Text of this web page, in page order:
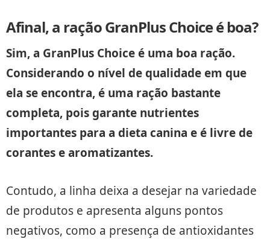
Afinal, a ração GranPlus Choice é boa?
Sim, a GranPlus Choice é uma boa ração.
Considerando o nível de qualidade em que
ela se encontra, é uma ração bastante
completa, pois garante nutrientes
importantes para a dieta canina e é livre de
corantes e aromatizantes.
Contudo, a linha deixa a desejar na variedade
de produtos e apresenta alguns pontos
negativos, como a presença de antioxidantes